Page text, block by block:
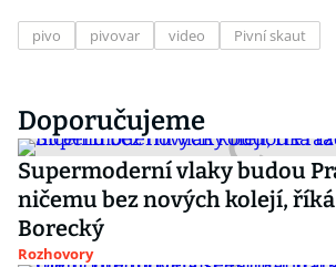
pivo pivovar video Pivní skaut
Doporučujeme
Supermoderní vlaky budou
ničemu bez nových kolejí,
Borecký
Rozhovory